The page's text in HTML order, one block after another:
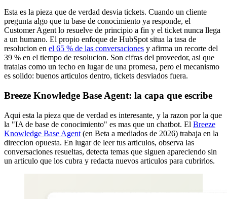
Esta es la pieza que de verdad desvia tickets. Cuando un cliente
pregunta algo que tu base de conocimiento ya responde, el
Customer Agent lo resuelve de principio a fin y el ticket nunca llega
a un humano. El propio enfoque de HubSpot situa la tasa de
resolucion en el 65 % de las conversaciones y afirma un recorte del
39 % en el tiempo de resolucion. Son cifras del proveedor, asi que
tratalas como un techo en lugar de una promesa, pero el mecanismo
es solido: buenos articulos dentro, tickets desviados fuera.
Breeze Knowledge Base Agent: la capa que escribe
Aqui esta la pieza que de verdad es interesante, y la razon por la que
la "IA de base de conocimiento" es mas que un chatbot. El Breeze
Knowledge Base Agent (en Beta a mediados de 2026) trabaja en la
direccion opuesta. En lugar de leer tus articulos, observa las
conversaciones resueltas, detecta temas que siguen apareciendo sin
un articulo que los cubra y redacta nuevos articulos para cubrirlos.